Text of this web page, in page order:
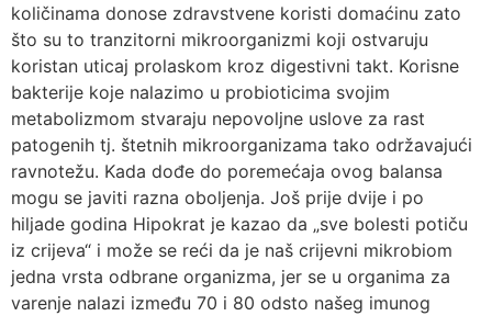
količinama donose zdravstvene koristi domaćinu zato
što su to tranzitorni mikroorganizmi koji ostvaruju
koristan uticaj prolaskom kroz digestivni takt. Korisne
bakterije koje nalazimo u probioticima svojim
metabolizmom stvaraju nepovoljne uslove za rast
patogenih tj. štetnih mikroorganizama tako održavajući
ravnotežu. Kada dođe do poremećaja ovog balansa
mogu se javiti razna oboljenja. Još prije dvije i po
hiljade godina Hipokrat je kazao da „sve bolesti potiču
iz crijeva“ i može se reći da je naš crijevni mikrobiom
jedna vrsta odbrane organizma, jer se u organima za
varenje nalazi između 70 i 80 odsto našeg imunog